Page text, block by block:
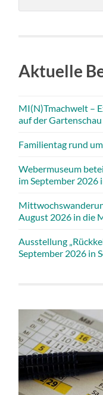
Aktuelle
MI(N)Tmachwelt –
auf der
Familientag rund
Webermuseum
im September 2026
August 2026 in die
Ausstellung
September 2026 in